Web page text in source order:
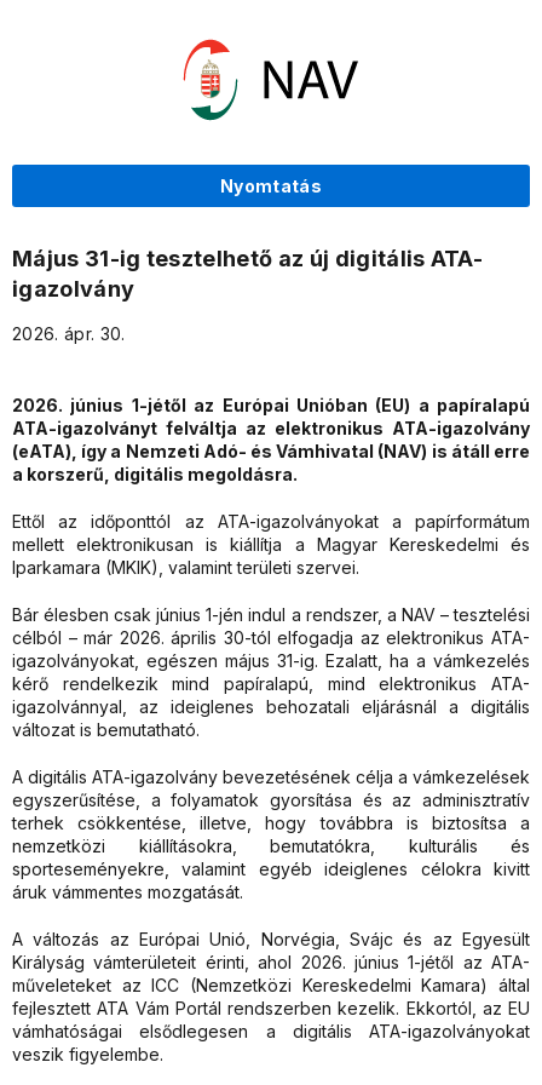
Nyomtatás
Május 31-ig tesztelhető az új digitális ATA-
igazolvány
2026. ápr. 30.
2026. június 1-jétől az Európai Unióban (EU) a papíralapú
ATA-igazolványt felváltja az elektronikus ATA-igazolvány
(eATA), így a Nemzeti Adó- és Vámhivatal (NAV) is átáll erre
a korszerű, digitális megoldásra.
Ettől az időponttól az ATA-igazolványokat a papírformátum
mellett elektronikusan is kiállítja a Magyar Kereskedelmi és
Iparkamara (MKIK), valamint területi szervei.
Bár élesben csak június 1-jén indul a rendszer, a NAV – tesztelési
célból – már 2026. április 30-tól elfogadja az elektronikus ATA-
igazolványokat, egészen május 31-ig. Ezalatt, ha a vámkezelés
kérő rendelkezik mind papíralapú, mind elektronikus ATA-
igazolvánnyal, az ideiglenes behozatali eljárásnál a digitális
változat is bemutatható.
A digitális ATA-igazolvány bevezetésének célja a vámkezelések
egyszerűsítése, a folyamatok gyorsítása és az adminisztratív
terhek csökkentése, illetve, hogy továbbra is biztosítsa a
nemzetközi kiállításokra, bemutatókra, kulturális és
sporteseményekre, valamint egyéb ideiglenes célokra kivitt
áruk vámmentes mozgatását.
A változás az Európai Unió, Norvégia, Svájc és az Egyesült
Királyság vámterületeit érinti, ahol 2026. június 1-jétől az ATA-
műveleteket az ICC (Nemzetközi Kereskedelmi Kamara) által
fejlesztett ATA Vám Portál rendszerben kezelik. Ekkortól, az EU
vámhatóságai elsődlegesen a digitális ATA-igazolványokat
veszik figyelembe.